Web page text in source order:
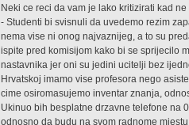
Neki ce reci da vam je lako kritizirati kad
- Studenti bi svisnuli da uvedemo rezim
nema vise ni onog najvaznijeg, a to su
ispite pred komisijom kako bi se sprijecilo
nastavnika jer oni su jedini ucitelji bez
Hrvatskoj imamo vise profesora nego
cime osiromasujemo inventar znanja,
Ukinuo bih besplatne drzavne telefone na
odnosno da budu na svom radnome